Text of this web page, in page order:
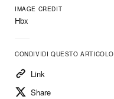
IMAGE CREDIT
Hbx
CONDIVIDI QUESTO ARTICOLO
Link
Share